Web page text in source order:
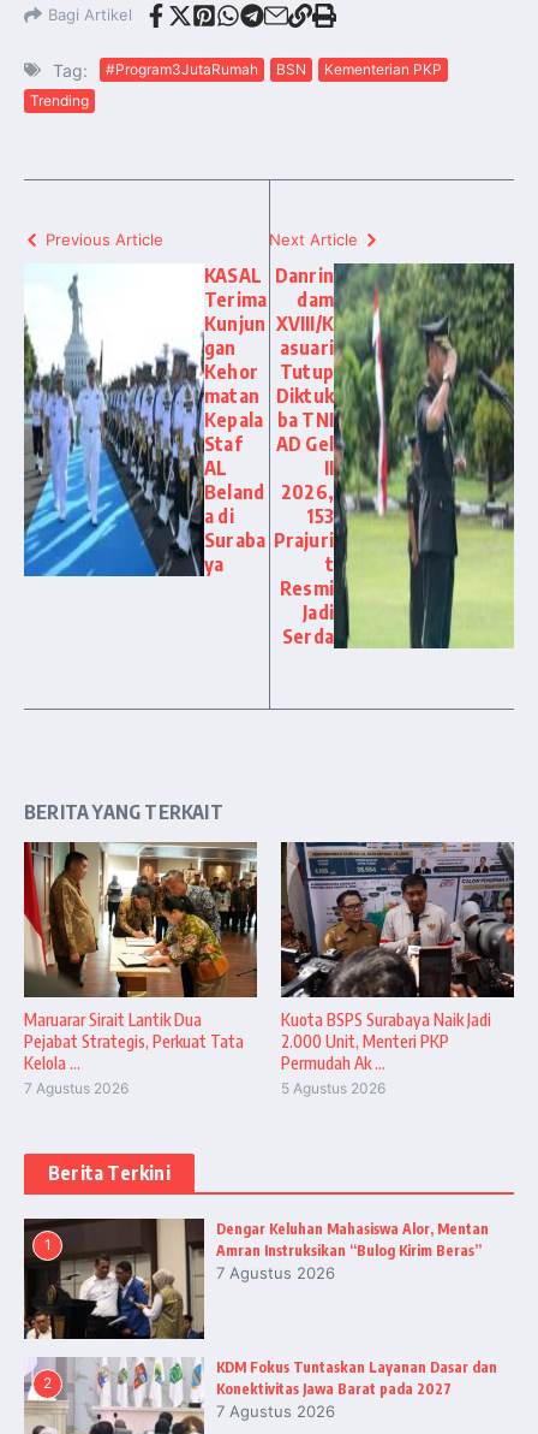
Bagi Artikel
Tag: #Program3JutaRumah BSN
Kementerian PKP
Trending
Previous Article
KASAL
Terima
Kunjun
gan
Kehor
matan
Kepala
Staf
AL
Beland
a di
Suraba
ya
Next Article
Danrin
dam
XVIII/K
asuari
Tutup
Diktuk
ba TNI
AD Gel
II
2026,
153
Prajuri
t
Resmi
Jadi
Serda
BERITA YANG TERKAIT
Maruarar Sirait Lantik Dua
Pejabat Strategis, Perkuat Tata
Kelola ...
7 Agustus 2026
Kuota BSPS Surabaya Naik Jadi
2.000 Unit, Menteri PKP
Permudah Ak ...
5 Agustus 2026
Berita Terkini
1
Dengar Keluhan Mahasiswa Alor, Mentan
Amran Instruksikan “Bulog Kirim Beras”
7 Agustus 2026
2
KDM Fokus Tuntaskan Layanan Dasar dan
Konektivitas Jawa Barat pada 2027
7 Agustus 2026